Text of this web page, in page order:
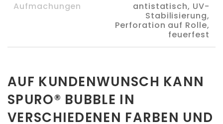
Aufmachungen
antistatisch, UV-
Stabilisierung,
Perforation auf Rolle,
feuerfest
AUF KUNDENWUNSCH KANN
SPURO® BUBBLE IN
VERSCHIEDENEN FARBEN UND